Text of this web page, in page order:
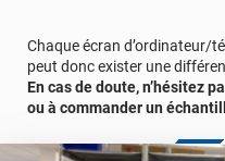
n’hésitez pas à nous
gratuit.
La surface à coller doit être
de tout autre contaminant.
test de compatibilité est donc
Chaque écran d’ordinateur/
peut donc exister une
En cas de doute, n’hésitez
ou à commander un